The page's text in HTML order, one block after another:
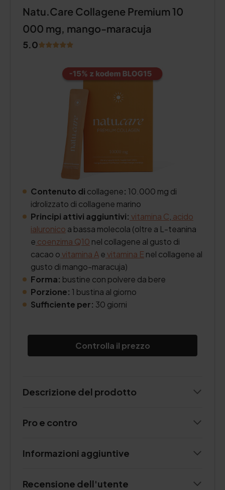
Natu.Care Collagene Premium 10
000 mg, mango-maracuja
5.0
Contenuto di collagene: 10.000 mg di
idrolizzato di collagene marino
Principi attivi aggiuntivi: vitamina C acido
ialuronico a bassa molecola (oltre a L-teanina
e coenzima Q10 nel collagene al gusto di
cacao ovitamina Aevitamina E nel collagene al
gusto di mango-maracuja)
Forma: bustine con polvere da bere
Porzione: 1 bustina al giorno
Sufficiente per: 30 giorni
Controlla il prezzo
Descrizione del prodotto
Pro e contro
Informazioni aggiuntive
Recensione dell'utente